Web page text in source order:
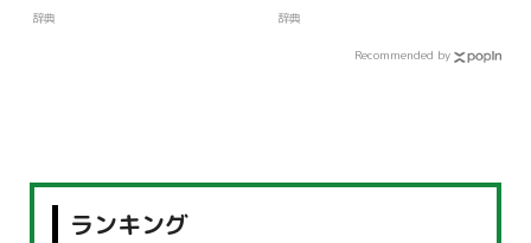
辞典 辞典
Recommended by
ランキング